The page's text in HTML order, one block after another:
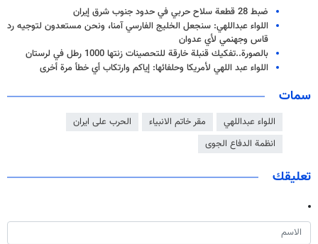
ضبط 28 قطعة سلاح حربي في حدود جنوب شرق إيران
اللواء عبداللهي: سنجعل الخليج الفارسي آمنا، ونحن مستعدون لتوجيه رد
قاس وجهنمي لأي عدوان
بالصورة..تفكيك قنبلة خارقة للتحصينات زنتها 1000 رطل في لرستان
اللواء عبد اللهي لأمريكا وحلفائها: إياكم وارتكاب أي خطأ مرة أخرى
سمات
اللواء عبداللهي مقر خاتم الانبياء
الحرب على ايران
انظمة الدفاع الجوی
تعليقك